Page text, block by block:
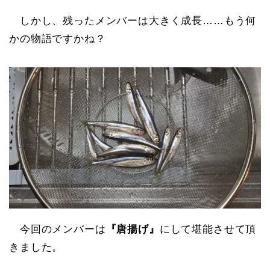
しかし、残ったメンバーは大きく成長……もう何
かの物語ですかね？
今回のメンバーは 『唐揚げ』 にして堪能させて頂
きました。